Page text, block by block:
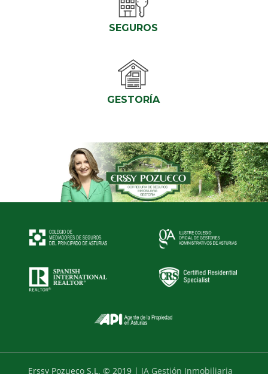
SEGUROS
GESTORÍA
Erssy Pozueco S.L. © 2019 | IA Gestión Inmobiliaria